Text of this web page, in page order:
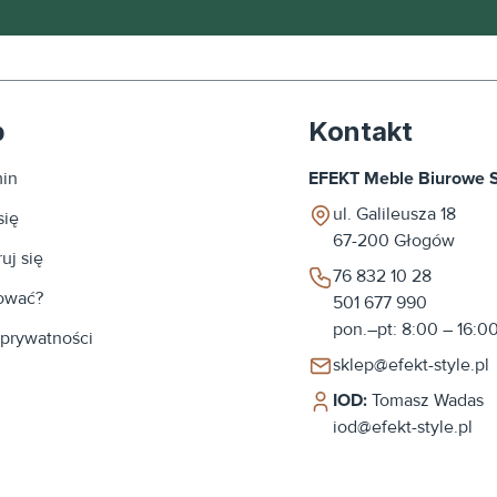
się
Kontakt
EFEKT Meble Biurowe
ul. Galileusza 18
67-200 Głogów
76 832 10 28
501 677 990
pon.–pt: 8:00 –
sklep@efekt-style.pl
IOD: Tomasz Wadas
iod@efekt-style.pl